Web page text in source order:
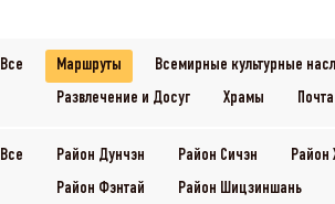
Все Маршруты Всемирные культурные
Развлечение и Досуг
Храмы Почта
Все Район Дунчэн Район Сичэн Район
Район Фэнтай
Район Шицзиншань